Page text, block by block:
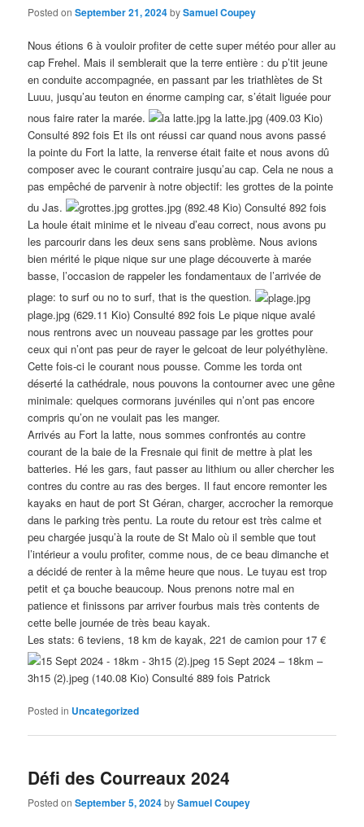
Posted onSeptember 21, 2024bySamuel Coupey
Nous étions 6 à vouloir profiter de cette super météo pour aller au
cap Frehel. Mais il semblerait que la terre entière : du p’tit jeune
en conduite accompagnée, en passant par les triathlètes de St
Luuu, jusqu’au teuton en énorme camping car, s’était liguée pour
nous faire rater la marée.
la latte.jpg (409.03 Kio)
Consulté 892 fois Et ils ont réussi car quand nous avons passé
la pointe du Fort la latte, la renverse était faite et nous avons dû
composer avec le courant contraire jusqu’au cap. Cela ne nous a
pas empêché de parvenir à notre objectif: les grottes de la pointe
du Jas.
grottes.jpg (892.48 Kio) Consulté 892 fois
La houle était minime et le niveau d’eau correct, nous avons pu
les parcourir dans les deux sens sans problème. Nous avions
bien mérité le pique nique sur une plage découverte à marée
basse, l’occasion de rappeler les fondamentaux de l’arrivée de
plage: to surf ou no to surf, that is the question.
plage.jpg (629.11 Kio) Consulté 892 fois Le pique nique avalé
nous rentrons avec un nouveau passage par les grottes pour
ceux qui n’ont pas peur de rayer le gelcoat de leur polyéthylène.
Cette fois-ci le courant nous pousse. Comme les torda ont
déserté la cathédrale, nous pouvons la contourner avec une gêne
minimale: quelques cormorans juvéniles qui n’ont pas encore
compris qu’on ne voulait pas les manger.
Arrivés au Fort la latte, nous sommes confrontés au contre
courant de la baie de la Fresnaie qui finit de mettre à plat les
batteries. Hé les gars, faut passer au lithium ou aller chercher les
contres du contre au ras des berges. Il faut encore remonter les
kayaks en haut de port St Géran, charger, accrocher la remorque
dans le parking très pentu. La route du retour est très calme et
peu chargée jusqu’à la route de St Malo où il semble que tout
l’intérieur a voulu profiter, comme nous, de ce beau dimanche et
a décidé de renter à la même heure que nous. Le tuyau est trop
petit et ça bouche beaucoup. Nous prenons notre mal en
patience et finissons par arriver fourbus mais très contents de
cette belle journée de très beau kayak.
Les stats: 6 teviens, 18 km de kayak, 221 de camion pour 17 €
15 Sept 2024 – 18km –
3h15 (2).jpeg (140.08 Kio) Consulté 889 fois Patrick
Posted in Uncategorized
Défi des Courreaux 2024
Posted onSeptember 5, 2024bySamuel Coupey